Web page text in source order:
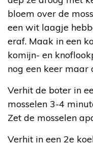
bloem over de
een wit laagje
eraf. Maak in een
komijn- en
nog een keer maar
Verhit de boter in
mosselen 3-4
Zet de mosselen
Verhit in een 2e